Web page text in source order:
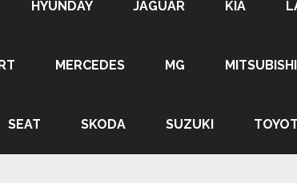
HYUNDAY JAGUAR KIA
MERCEDES MG MITSUBISHI
SEAT SKODA SUZUKI